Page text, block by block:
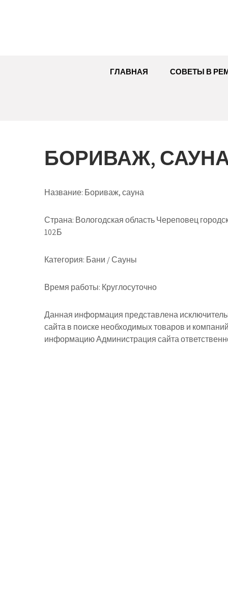
ГЛАВНАЯ СОВЕТЫ В
БОРИВАЖ,
Название: Бориваж, сауна
Страна: Вологодская область Череповец
102Б
Категория: Бани / Сауны
Время работы: Круглосуточно
Данная информация представлена
сайта в поиске необходимых товаров и
информацию Администрация сайта